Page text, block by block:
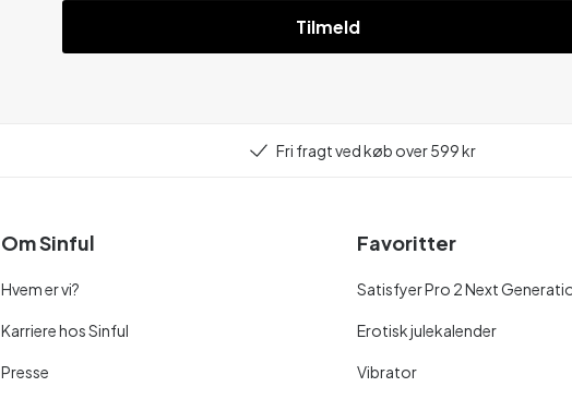
Tilmeld
Fri fragt ved køb over 599 kr
Om Sinful
Hvem er vi?
Karriere hos Sinful
Presse
Favoritter
Satisfyer Pro 2 Next
Erotisk julekalender
Vibrator